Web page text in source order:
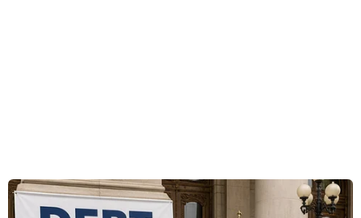
trong giai đoạn anh đang bị chấn thương phải
chữa trị dài ngày. Việc kinh doanh khởi đầu với